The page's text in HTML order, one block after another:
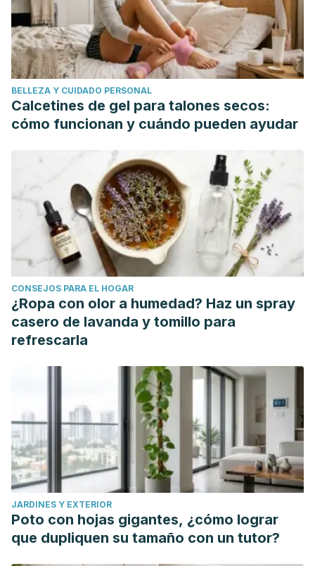
Cobos Romana, R. (2013). Técnias intervencionistas:
Acupuntura, electroacupuntura, moxibustión y técnicas
relacionadas en el tratamiento del dolor. Rev Soc Esp
Dolor.https://doi.org/10.4321/S1134-80462013000500006
Collazo Chao, E. (2011). Efectos antienvejecimiento de la
moxibustión con cono de moxa como complemento de los
antioxidantes que capturan radicales libres. Revista
Internacional de Acupuntura.
https://doi.org/10.1016/S1887-
(11)70028-X
Yang, J., Yu, S., Lao, L., Yang, M., Chen, J. P., Luo, X., …
Liang, F. (2015). Use of moxibustion to treat primary
dysmenorrhea at two interventional times: Study protocol
for a randomized controlled trial. Trials.
https://doi.org/10.1186/s13063-015-0552-1
BELLEZA Y CUIDADO PERSONAL
Calcetines de gel para talones secos:
cómo funcionan y cuándo pueden ayudar
CONSEJOS PARA EL HOGAR
¿Ropa con olor a humedad? Haz un spray
casero de lavanda y tomillo para
refrescarla
JARDINES Y EXTERIOR
Poto con hojas gigantes, ¿cómo lograr
que dupliquen su tamaño con un tutor?